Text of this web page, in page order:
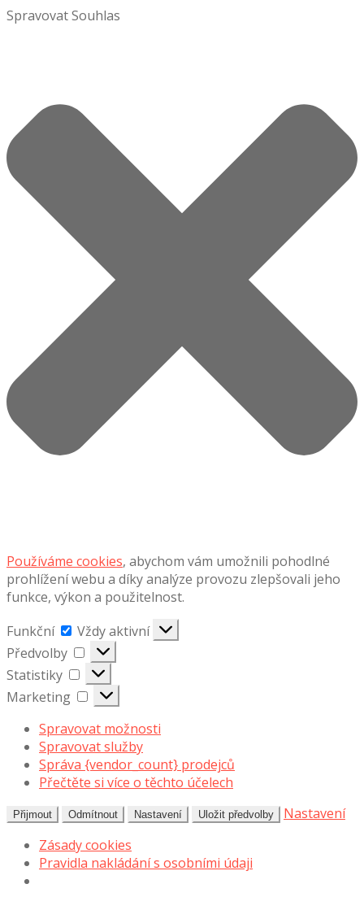
Spravovat Souhlas
Používáme cookies, abychom vám umožnili pohodlné
prohlížení webu a díky analýze provozu zlepšovali jeho
funkce, výkon a použitelnost.
Funkční
Funkční
Vždy aktivní
Předvolby
Předvolby
Statistiky
Statistiky
Marketing
Marketing
Spravovat možnosti
Spravovat služby
Správa {vendor_count} prodejců
Přečtěte si více o těchto účelech
Přijmout Odmítnout Nastavení Uložit předvolby
Nastavení
Zásady cookies
Pravidla nakládání s osobními údaji